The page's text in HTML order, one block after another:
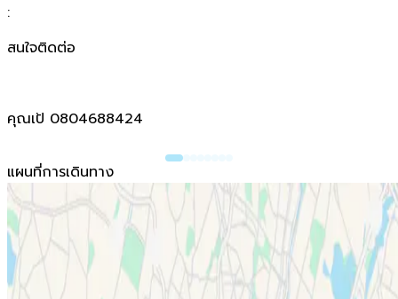
:
สนใจติดต่อ
คุณเป้ 0804688424
แผนที่การเดินทาง